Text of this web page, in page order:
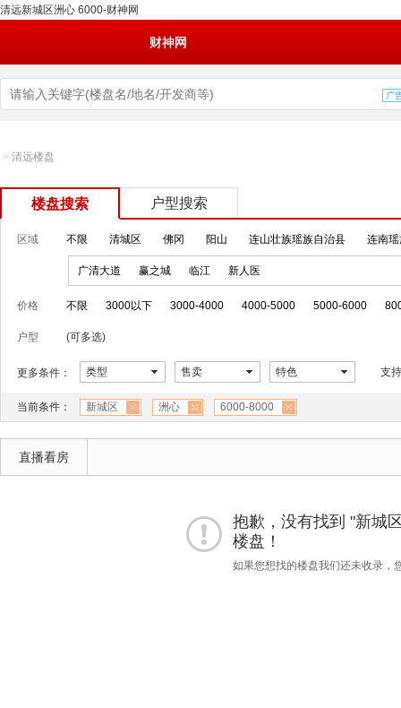
清远新城区洲心 6000-财神网
财神网
> 清远楼盘
楼盘搜索 户型搜索
区域 不限 清城区 佛冈 阳山 连山壮族瑶族自治县 连南
广清大道 赢之城 临江 新人医
价格 不限 3000以下 3000-4000 4000-5000 5000-6000
户型 (可多选)
更多条件： 类型 售卖 特色 支
当前条件： 新城区 洲心 6000-8000
直播看房
抱歉，没有找到 "新城
楼盘！
如果您想找的楼盘我们还未收录，